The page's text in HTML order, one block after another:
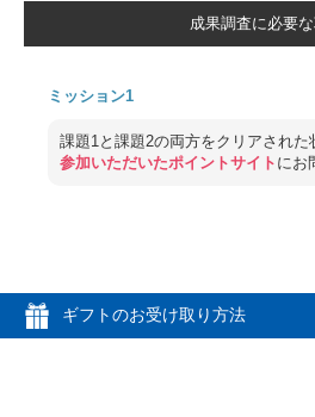
成果調査に必要な
ミッション1
課題1と課題2の両方をクリアされた
参加いただいたポイントサイト にお
ギフトのお受け取り方法